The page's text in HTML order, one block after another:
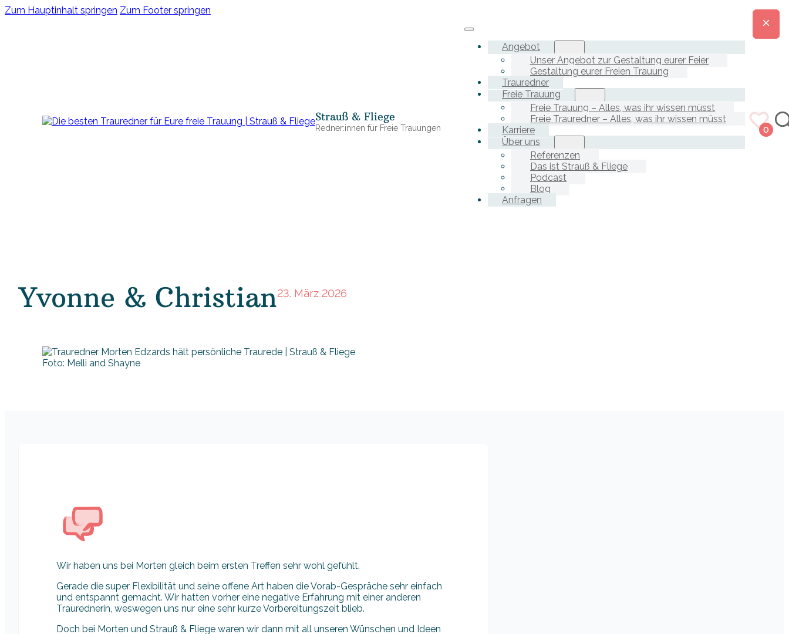
Zum Hauptinhalt springen Zum Footer springen
Strauß & Fliege
Redner:innen für Freie Trauungen
Angebot
Unser Angebot zur Gestaltung eurer Feier
Gestaltung eurer Freien Trauung
Trauredner
Freie Trauung
Freie Trauung – Alles, was ihr wissen müsst
Freie Trauredner – Alles, was ihr wissen müsst
Karriere
Über uns
Referenzen
Das ist Strauß & Fliege
Podcast
Blog
Anfragen
0
Yvonne & Christian23. März 2026
Foto: Melli and Shayne
Wir haben uns bei Morten gleich beim ersten Treffen sehr wohl gefühlt.
Gerade die super Flexibilität und seine offene Art haben die Vorab-Gespräche sehr einfach
und entspannt gemacht. Wir hatten vorher eine negative Erfahrung mit einer anderen
Traurednerin, weswegen uns nur eine sehr kurze Vorbereitungszeit blieb.
Doch bei Morten und Strauß & Fliege waren wir dann mit all unseren Wünschen und Ideen